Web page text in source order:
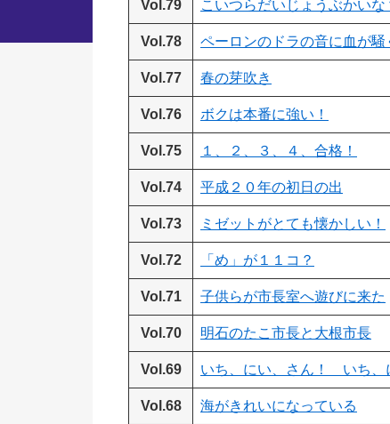
Vol.79 こいつらだいじょうぶかいな
Vol.78 ペーロンのドラの音に血が騒
Vol.77 春の芽吹き
Vol.76 ボクは本番に強い！
Vol.75 １、２、３、４、合格！
Vol.74 平成２０年の初日の出
Vol.73 ミゼットがとても懐かしい！
Vol.72 「め」が１１コ？
Vol.71 子供らが市長室へ遊びに来た
Vol.70 明石のたこ市長と大根市長
Vol.69 いち、にい、さん！ いち、
Vol.68 海がきれいになっている